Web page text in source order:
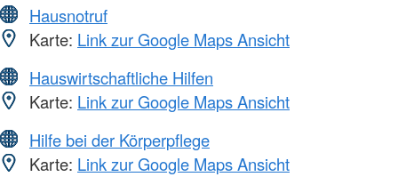
Hausnotruf
Karte: Link zur Google Maps Ansicht
Hauswirtschaftliche Hilfen
Karte: Link zur Google Maps Ansicht
Hilfe bei der Körperpflege
Karte: Link zur Google Maps Ansicht